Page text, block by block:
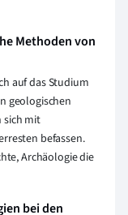
Methoden von
auf das Studium
geologischen
sich mit
befassen.
Archäologie die
bei den